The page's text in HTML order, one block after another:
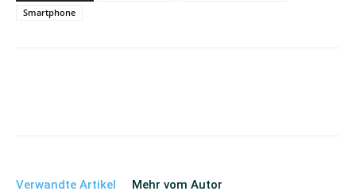
Smartphone
Verwandte Artikel Mehr vom Autor